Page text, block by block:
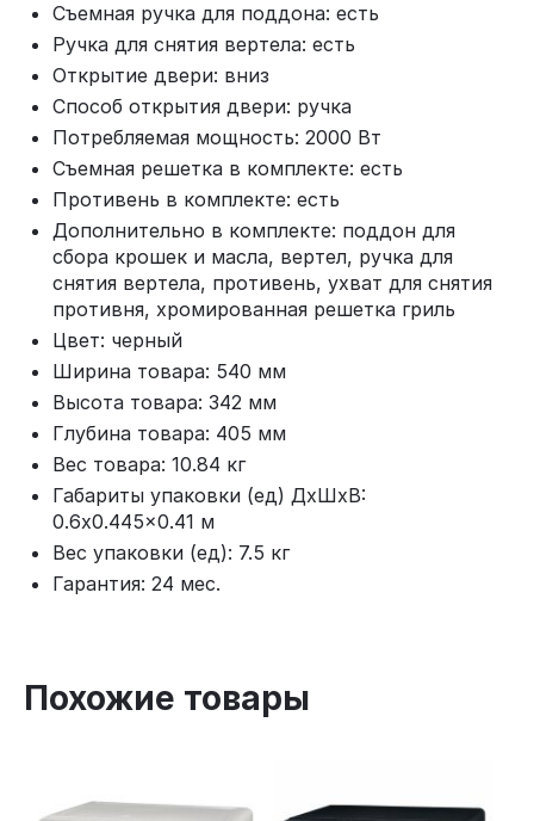
Съемная ручка для поддона: есть
Ручка для снятия вертела: есть
Открытие двери: вниз
Способ открытия двери: ручка
Потребляемая мощность: 2000 Вт
Съемная решетка в комплекте: есть
Противень в комплекте: есть
Дополнительно в комплекте: поддон для
сбора крошек и масла, вертел, ручка для
снятия вертела, противень, ухват для снятия
противня, хромированная решетка гриль
Цвет: черный
Ширина товара: 540 мм
Высота товара: 342 мм
Глубина товара: 405 мм
Вес товара: 10.84 кг
Габариты упаковки (ед) ДхШхВ:
0.6x0.445x0.41 м
Вес упаковки (ед): 7.5 кг
Гарантия: 24 мес.
Похожие товары